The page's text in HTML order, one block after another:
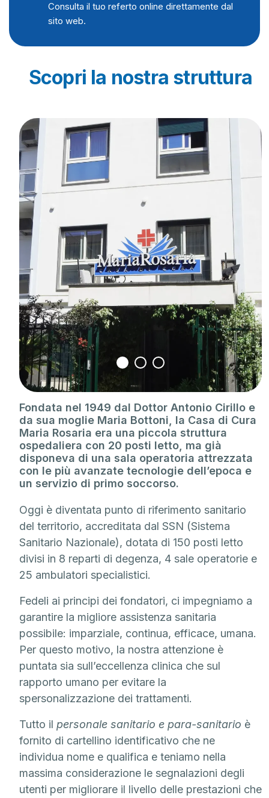
Consulta il tuo referto online direttamente dal
sito web.
Scopri la nostra struttura
Fondata nel 1949 dal Dottor Antonio Cirillo e
da sua moglie Maria Bottoni, la Casa di Cura
Maria Rosaria era una piccola struttura
ospedaliera con 20 posti letto, ma già
disponeva di una sala operatoria attrezzata
con le più avanzate tecnologie dell’epoca e
un servizio di primo soccorso.
Oggi è diventata punto di riferimento sanitario
del territorio, accreditata dal SSN (Sistema
Sanitario Nazionale), dotata di 150 posti letto
divisi in 8 reparti di degenza, 4 sale operatorie e
25 ambulatori specialistici.
Fedeli ai principi dei fondatori, ci impegniamo a
garantire la migliore assistenza sanitaria
possibile: imparziale, continua, efficace, umana.
Per questo motivo, la nostra attenzione è
puntata sia sull’eccellenza clinica che sul
rapporto umano per evitare la
spersonalizzazione dei trattamenti.
Tutto il personale sanitario e para-sanitario è
fornito di cartellino identificativo che ne
individua nome e qualifica e teniamo nella
massima considerazione le segnalazioni degli
utenti per migliorare il livello delle prestazioni che